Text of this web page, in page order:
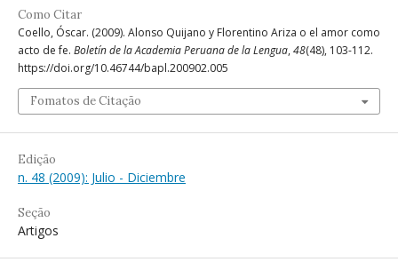
Como Citar
Coello, Óscar. (2009). Alonso Quijano y Florentino Ariza o el amor como
acto de fe. Boletín de la Academia Peruana de la Lengua, 48(48), 103-112.
https://doi.org/10.46744/bapl.200902.005
Fomatos de Citação
Edição
n. 48 (2009): Julio - Diciembre
Seção
Artigos